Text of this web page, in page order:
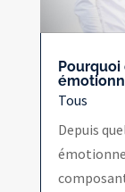
Tous
Depuis